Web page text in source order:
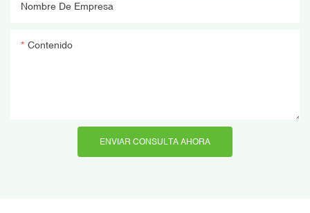
Nombre De Empresa
Contenido
ENVIAR CONSULTA AHORA